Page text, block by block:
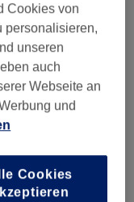
Cookies von
personalisieren,
unseren
auch
Webseite an
und
Cookies